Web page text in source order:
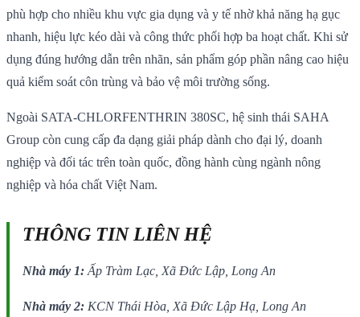
phù hợp cho nhiều khu vực gia dụng và y tế nhờ khả năng hạ gục
nhanh, hiệu lực kéo dài và công thức phối hợp ba hoạt chất. Khi sử
dụng đúng hướng dẫn trên nhãn, sản phẩm góp phần nâng cao hiệu
quả kiểm soát côn trùng và bảo vệ môi trường sống.
Ngoài SATA-CHLORFENTHRIN 380SC, hệ sinh thái SAHA
Group còn cung cấp đa dạng giải pháp dành cho đại lý, doanh
nghiệp và đối tác trên toàn quốc, đồng hành cùng ngành nông
nghiệp và hóa chất Việt Nam.
THÔNG TIN LIÊN HỆ
Nhà máy 1: Ấp Tràm Lạc, Xã Đức Lập, Long An
Nhà máy 2: KCN Thái Hòa, Xã Đức Lập Hạ, Long An